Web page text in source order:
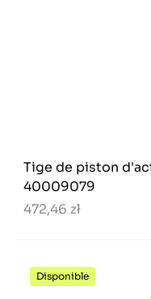
Tige de piston
40009079
472,46 zł
Disponible